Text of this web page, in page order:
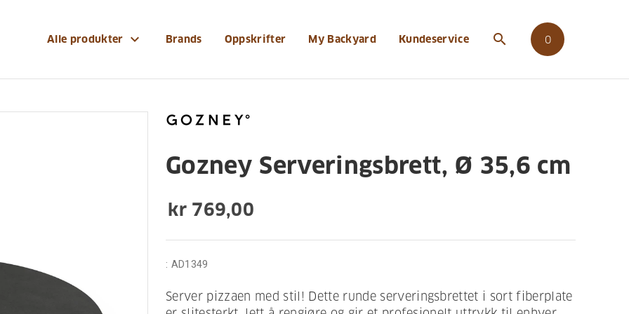
Alle produkter expand_more Brands Oppskrifter My Backyard Kundeservice search 0
Gozney Serveringsbrett, Ø 35,6 cm
kr 769,00
: AD1349
Server pizzaen med stil! Dette runde serveringsbrettet i sort fiberplate